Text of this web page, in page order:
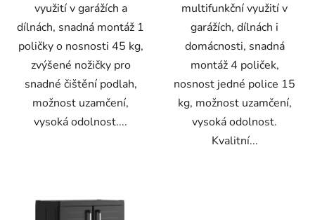
využití v garážích a
dílnách, snadná montáž 1
poličky o nosnosti 45 kg,
zvýšené nožičky pro
snadné čištění podlah,
možnost uzamčení,
vysoká odolnost....
multifunkční využití v
garážích, dílnách i
domácnosti, snadná
montáž 4 poliček,
nosnost jedné police 15
kg, možnost uzamčení,
vysoká odolnost.
Kvalitní...